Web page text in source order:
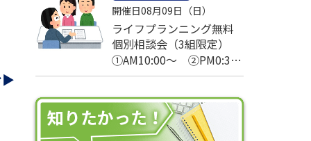
▶
開催日08月09日（日）
ライフプランニング無料
個別相談会（3組限定）
①AM10:00～ ②PM0:30
～ ③PM2:30～